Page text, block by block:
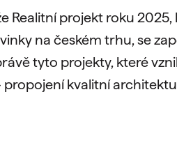
Realitní projekt roku
na českém trhu, se
tyto projekty, které
kvalitní